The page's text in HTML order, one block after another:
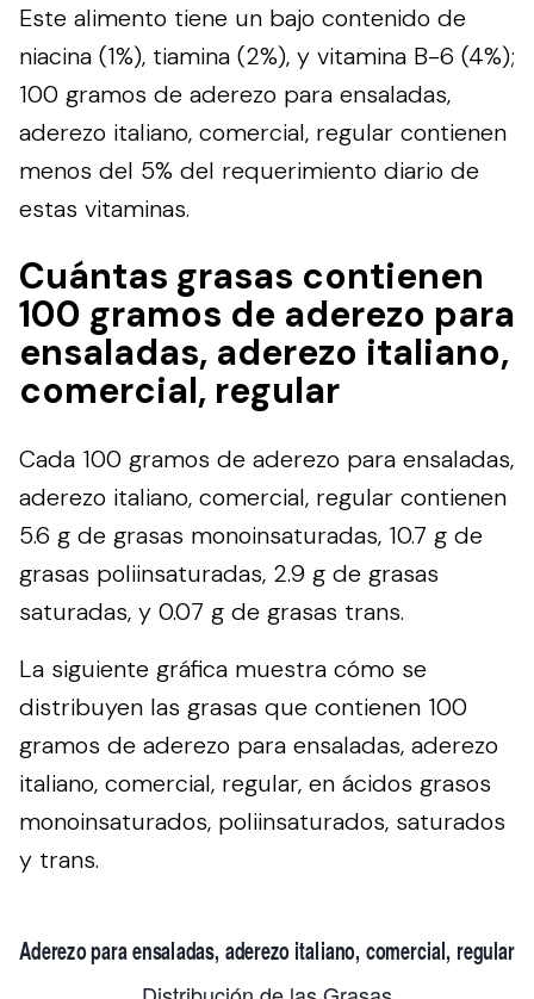
Este alimento tiene un bajo contenido de
niacina (1%), tiamina (2%), y vitamina B-6 (4%);
100 gramos de aderezo para ensaladas,
aderezo italiano, comercial, regular contienen
menos del 5% del requerimiento diario de
estas vitaminas.
Cuántas grasas contienen
100 gramos de aderezo para
ensaladas, aderezo italiano,
comercial, regular
Cada 100 gramos de aderezo para ensaladas,
aderezo italiano, comercial, regular contienen
5.6 g de grasas monoinsaturadas, 10.7 g de
grasas poliinsaturadas, 2.9 g de grasas
saturadas, y 0.07 g de grasas trans.
La siguiente gráfica muestra cómo se
distribuyen las grasas que contienen 100
gramos de aderezo para ensaladas, aderezo
italiano, comercial, regular, en ácidos grasos
monoinsaturados, poliinsaturados, saturados
y trans.